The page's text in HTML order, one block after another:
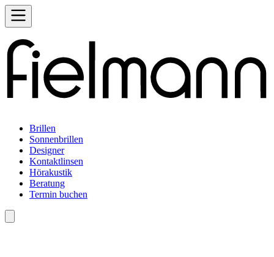
Brillen
Sonnenbrillen
Designer
Kontaktlinsen
Hörakustik
Beratung
Termin buchen